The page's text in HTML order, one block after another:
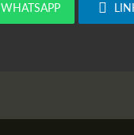
WHATSAPP